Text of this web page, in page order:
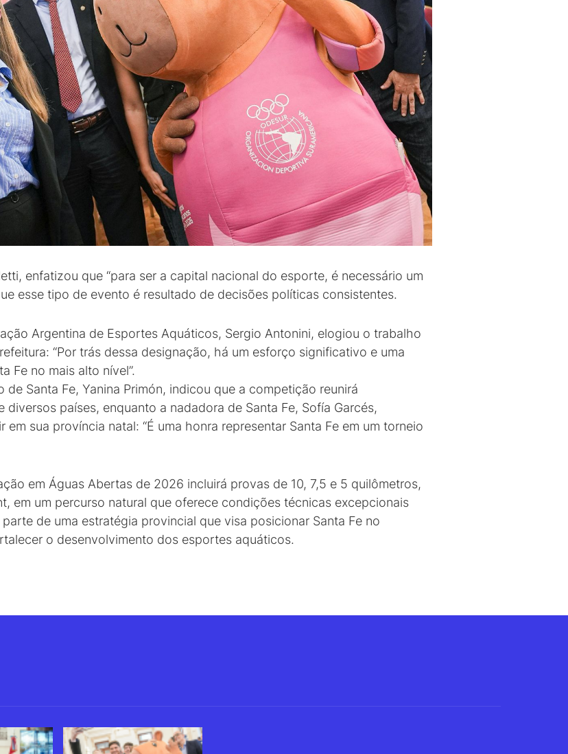
enfatizou que “para ser a capital nacional do esporte, é necessário um
esse tipo de evento é resultado de decisões políticas consistentes.
Argentina de Esportes Aquáticos, Sergio Antonini, elogiou o trabalho
“Por trás dessa designação, há um esforço significativo e uma
Fe no mais alto nível”.
Santa Fe, Yanina Primón, indicou que a competição reunirá
países, enquanto a nadadora de Santa Fe, Sofía Garcés,
sua província natal: “É uma honra representar Santa Fe em um torneio
em Águas Abertas de 2026 incluirá provas de 10, 7,5 e 5 quilômetros,
em um percurso natural que oferece condições técnicas excepcionais
de uma estratégia provincial que visa posicionar Santa Fe no
o desenvolvimento dos esportes aquáticos.